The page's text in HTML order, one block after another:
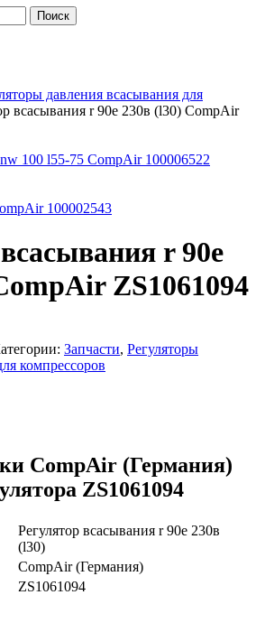
Поиск
давления всасывания для
всасывания r 90e 230в (l30) CompAir
100 l55-75 CompAir 100006522
100002543
r 90e
ZS1061094
Запчасти, Регуляторы
компрессоров
CompAir (Германия)
ZS1061094
Регулятор всасывания r 90e 230в
(l30)
CompAir (Германия)
ZS1061094